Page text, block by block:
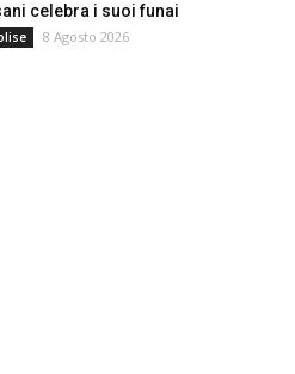
celebra i suoi funai
8 Agosto 2026